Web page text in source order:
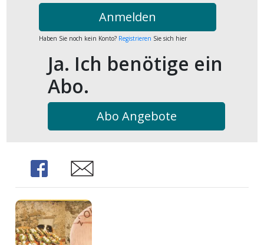
Anmelden
Haben Sie noch kein Konto? Registrieren Sie sich hier
Ja. Ich benötige ein
Abo.
Abo Angebote
Share Share